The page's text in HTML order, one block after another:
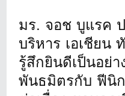
มร. จอช บูแรค
บริหาร เอเชียน
รู้สึกยินดีเป็นอย่
พันธมิตรกับ ฟีนิก